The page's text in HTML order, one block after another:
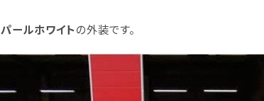
パールホワイトの外装です。